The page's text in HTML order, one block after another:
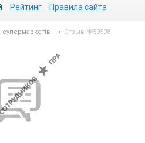
Рейтинг Правила сайта
Отзыв №50508